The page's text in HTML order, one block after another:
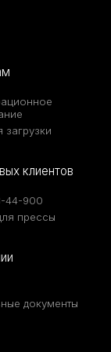
клиентов
44-900
прессы
документы